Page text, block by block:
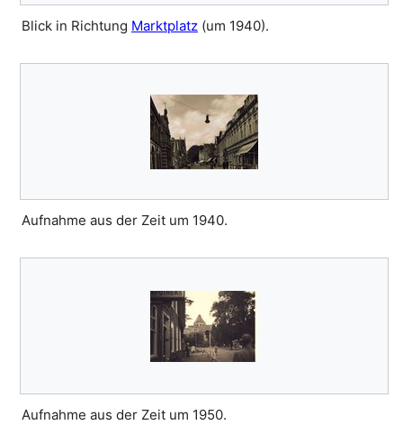
Blick in Richtung Marktplatz (um 1940).
Aufnahme aus der Zeit um 1940.
Aufnahme aus der Zeit um 1950.